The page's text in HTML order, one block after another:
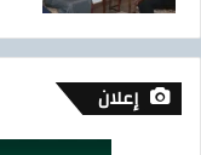
د
ك
ر
و
ر
إعلان